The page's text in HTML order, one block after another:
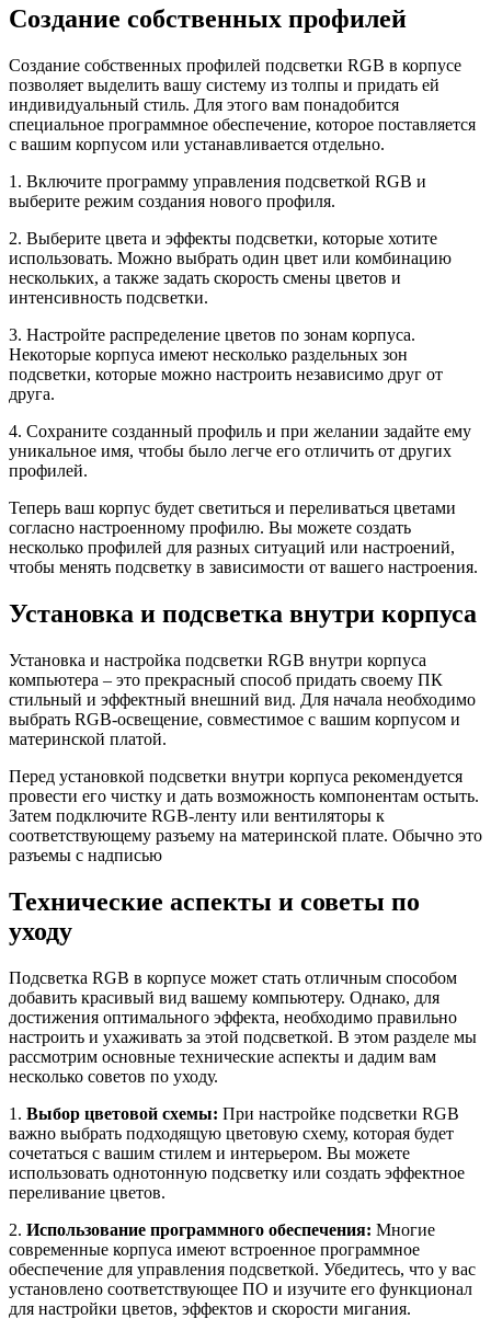
Создание собственных профилей
Создание собственных профилей подсветки RGB в корпусе
позволяет выделить вашу систему из толпы и придать ей
индивидуальный стиль. Для этого вам понадобится
специальное программное обеспечение, которое поставляется
с вашим корпусом или устанавливается отдельно.
1. Включите программу управления подсветкой RGB и
выберите режим создания нового профиля.
2. Выберите цвета и эффекты подсветки, которые хотите
использовать. Можно выбрать один цвет или комбинацию
нескольких, а также задать скорость смены цветов и
интенсивность подсветки.
3. Настройте распределение цветов по зонам корпуса.
Некоторые корпуса имеют несколько раздельных зон
подсветки, которые можно настроить независимо друг от
друга.
4. Сохраните созданный профиль и при желании задайте ему
уникальное имя, чтобы было легче его отличить от других
профилей.
Теперь ваш корпус будет светиться и переливаться цветами
согласно настроенному профилю. Вы можете создать
несколько профилей для разных ситуаций или настроений,
чтобы менять подсветку в зависимости от вашего настроения.
Установка и подсветка внутри корпуса
Установка и настройка подсветки RGB внутри корпуса
компьютера – это прекрасный способ придать своему ПК
стильный и эффектный внешний вид. Для начала необходимо
выбрать RGB-освещение, совместимое с вашим корпусом и
материнской платой.
Перед установкой подсветки внутри корпуса рекомендуется
провести его чистку и дать возможность компонентам остыть.
Затем подключите RGB-ленту или вентиляторы к
соответствующему разъему на материнской плате. Обычно это
разъемы с надписью
Технические аспекты и советы по
уходу
Подсветка RGB в корпусе может стать отличным способом
добавить красивый вид вашему компьютеру. Однако, для
достижения оптимального эффекта, необходимо правильно
настроить и ухаживать за этой подсветкой. В этом разделе мы
рассмотрим основные технические аспекты и дадим вам
несколько советов по уходу.
1. Выбор цветовой схемы: При настройке подсветки RGB
важно выбрать подходящую цветовую схему, которая будет
сочетаться с вашим стилем и интерьером. Вы можете
использовать однотонную подсветку или создать эффектное
переливание цветов.
2. Использование программного обеспечения: Многие
современные корпуса имеют встроенное программное
обеспечение для управления подсветкой. Убедитесь, что у вас
установлено соответствующее ПО и изучите его функционал
для настройки цветов, эффектов и скорости мигания.